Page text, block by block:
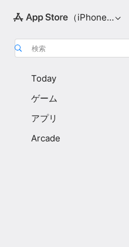
（iPhone向け）
検索
Today
ゲーム
アプリ
Arcade